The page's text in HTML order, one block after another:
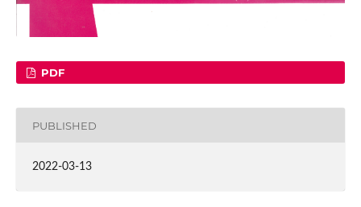
PDF
PUBLISHED
2022-03-13